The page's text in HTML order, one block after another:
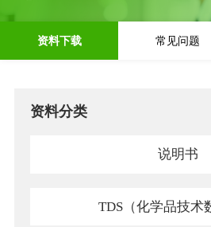
资料下载 常见问题
资料分类
说明书
TDS（化学品技术